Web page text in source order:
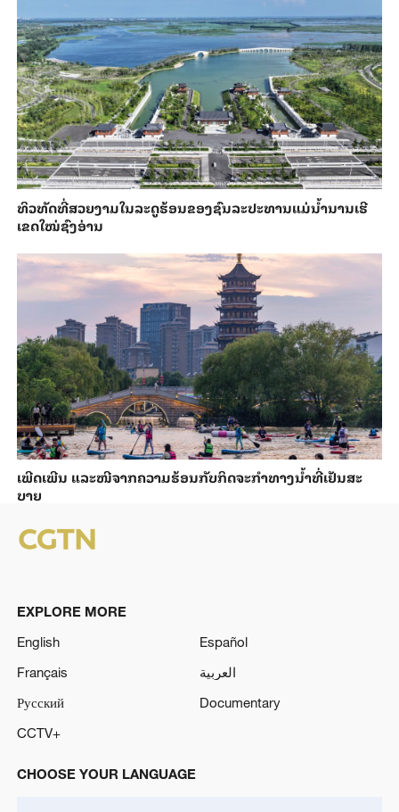
ທິວທັດທີ່ສວຍງາມໃນລະດູຮ້ອນຂອງຊົນລະປະທານແມ່ນ້ຳນານເຮີ
ເຂດໃໝ່ຊົງອ່ານ
ເພີດ​ເພີນ ແລະ​ໜີ​ຈາກ​ຄວາມ​ຮ້ອນ​ກັບ​ກິດ​ຈະ​ກຳ​ທາງ​ນ້ຳ​​ທີ່​ເຢັນ​ສະ​
ບາຍ
EXPLORE MORE
English
Español
Français
العربية
Русский
Documentary
CCTV+
CHOOSE YOUR LANGUAGE